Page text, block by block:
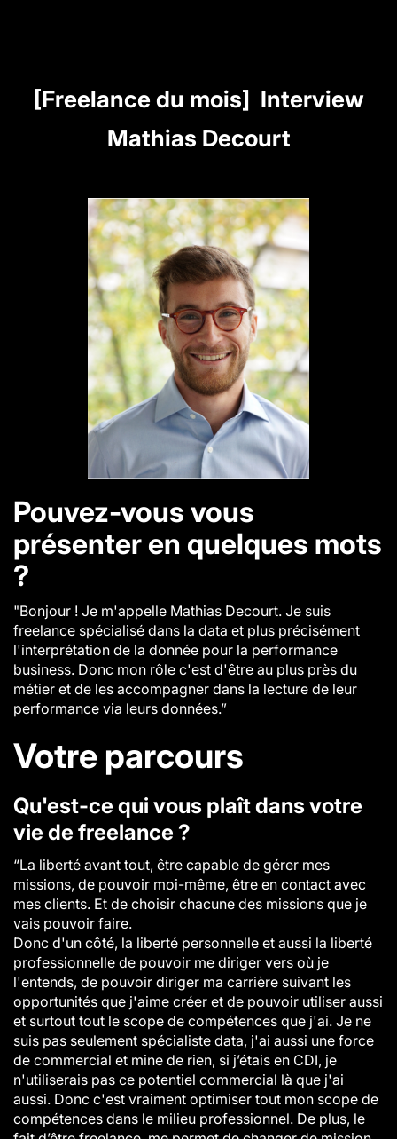
[Freelance du mois] Interview
Mathias Decourt
Pouvez-vous vous
présenter en quelques mots
?
"Bonjour ! Je m'appelle Mathias Decourt. Je suis
freelance spécialisé dans la data et plus précisément
l'interprétation de la donnée pour la performance
business. Donc mon rôle c'est d'être au plus près du
métier et de les accompagner dans la lecture de leur
performance via leurs données.”
Votre parcours
Qu'est-ce qui vous plaît dans votre
vie de freelance ?
“La liberté avant tout, être capable de gérer mes
missions, de pouvoir moi-même, être en contact avec
mes clients. Et de choisir chacune des missions que je
vais pouvoir faire.
Donc d'un côté, la liberté personnelle et aussi la liberté
professionnelle de pouvoir me diriger vers où je
l'entends, de pouvoir diriger ma carrière suivant les
opportunités que j'aime créer et de pouvoir utiliser aussi
et surtout tout le scope de compétences que j'ai. Je ne
suis pas seulement spécialiste data, j'ai aussi une force
de commercial et mine de rien, si j’étais en CDI, je
n'utiliserais pas ce potentiel commercial là que j'ai
aussi. Donc c'est vraiment optimiser tout mon scope de
compétences dans le milieu professionnel. De plus, le